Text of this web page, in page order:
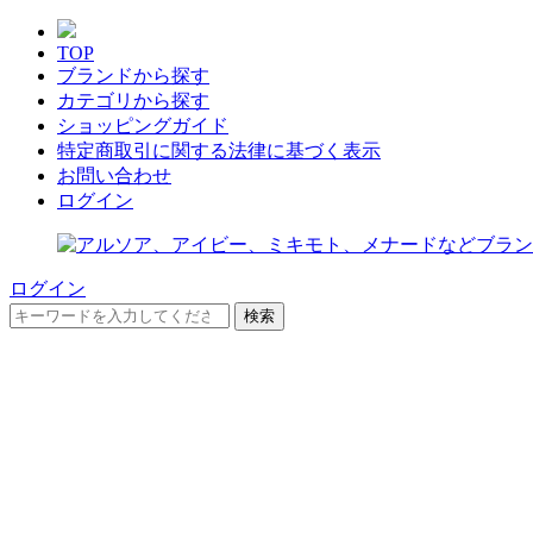
TOP
ブランドから探す
カテゴリから探す
ショッピングガイド
特定商取引に関する法律に基づく表示
お問い合わせ
ログイン
ログイン
検索